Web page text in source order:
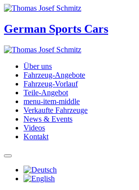
German Sports Cars
Über uns
Fahrzeug-Angebote
Fahrzeug-Vorlauf
Teile-Angebot
menu-item-middle
Verkaufte Fahrzeuge
News & Events
Videos
Kontakt